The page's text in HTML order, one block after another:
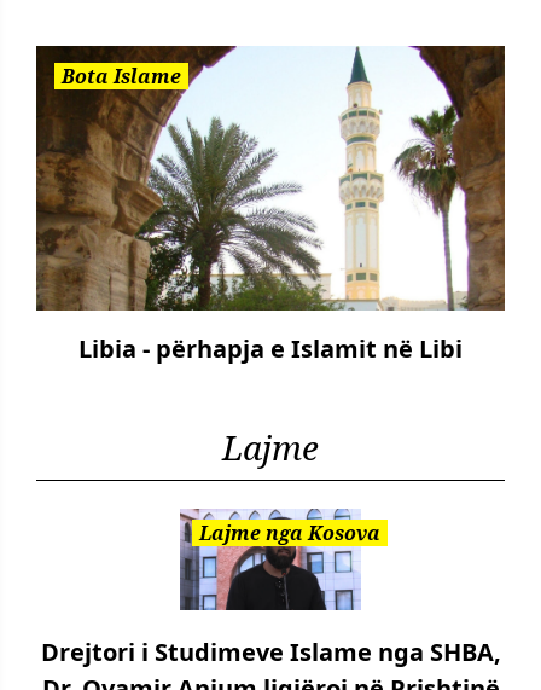
Bota Islame
Libia - përhapja e Islamit në Libi
Lajme
Lajme nga Kosova
Drejtori i Studimeve Islame nga SHBA,